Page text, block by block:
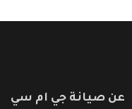
عن صيانة جي ام سي